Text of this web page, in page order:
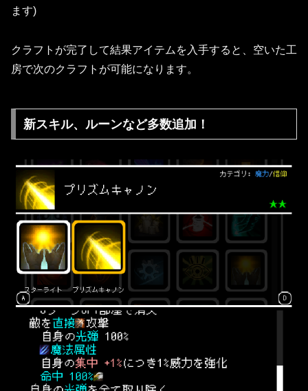
ます)
クラフトが完了して結果アイテムを入手すると、空いた工
房で次のクラフトが可能になります。
新スキル、ルーンなど多数追加！